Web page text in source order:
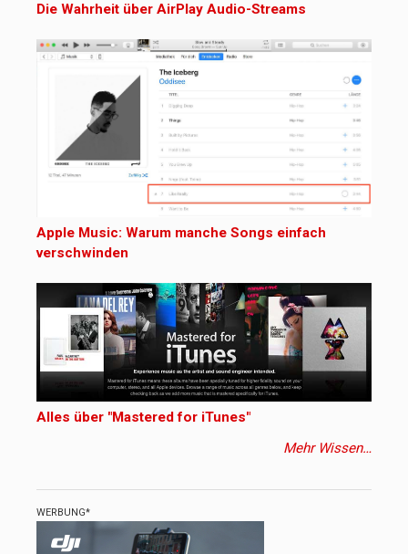
Die Wahrheit über AirPlay Audio-Streams
Apple Music: Warum manche Songs einfach
verschwinden
Alles über "Mastered for iTunes"
Mehr Wissen…
WERBUNG*